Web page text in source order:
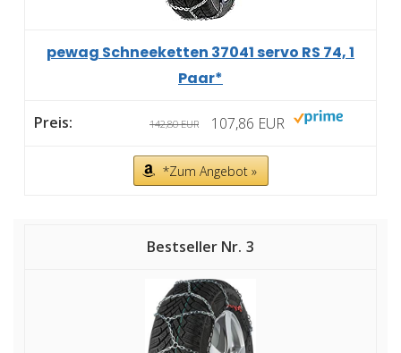
pewag Schneeketten 37041 servo RS 74, 1
Paar*
142,80 EUR 107,86 EUR
*Zum Angebot »
3